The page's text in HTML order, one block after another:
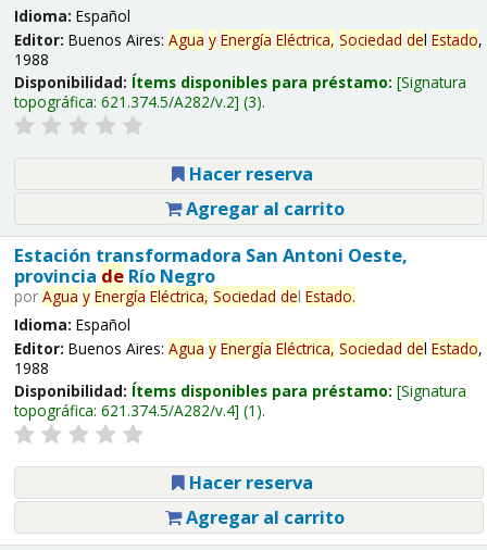
Idioma: Español
Editor: Buenos Aires: Agua y Energía Eléctrica, Sociedad del Estado,
1988
Disponibilidad: Ítems disponibles para préstamo: Signatura
topográfica: 621.374.5/A282/v.2 (3).
Hacer reserva
Agregar al carrito
Estación transformadora San Antoni Oeste,
provincia deRío Negro
por Agua y Energía Eléctrica, Sociedad del Estado.
Idioma: Español
Editor: Buenos Aires: Agua y Energía Eléctrica, Sociedad del Estado,
1988
Disponibilidad: Ítems disponibles para préstamo: Signatura
topográfica: 621.374.5/A282/v.4 (1).
Hacer reserva
Agregar al carrito